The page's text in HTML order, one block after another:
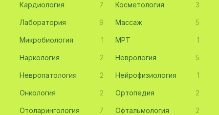
Кардиология 7 Косметология 3
Лаборатория 9 Массаж 5
Микробиология 1 МРТ 1
Наркология 2 Неврология 5
Невропатология 2 Нейрофизиология 1
Онкология 2 Ортопедия 2
Отоларингология 7 Офтальмология 2